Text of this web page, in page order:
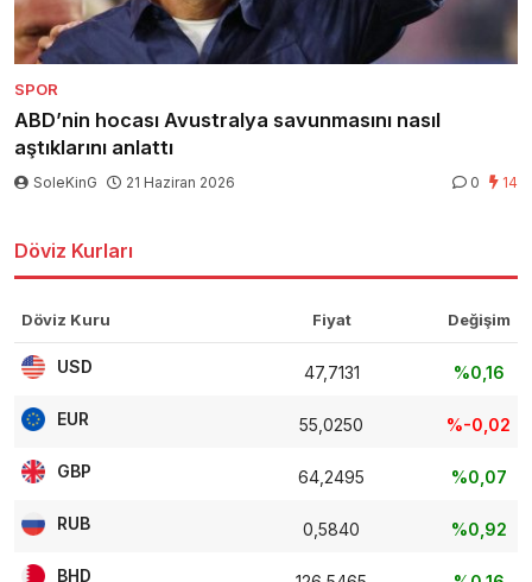
SPOR
ABD’nin hocası Avustralya savunmasını nasıl
aştıklarını anlattı
SoleKinG 21 Haziran 2026 0 14
Döviz Kurları
Döviz Kuru Fiyat Değişim
USD 47,7131 %0,16
EUR 55,0250 %-0,02
GBP 64,2495 %0,07
RUB 0,5840 %0,92
BHD